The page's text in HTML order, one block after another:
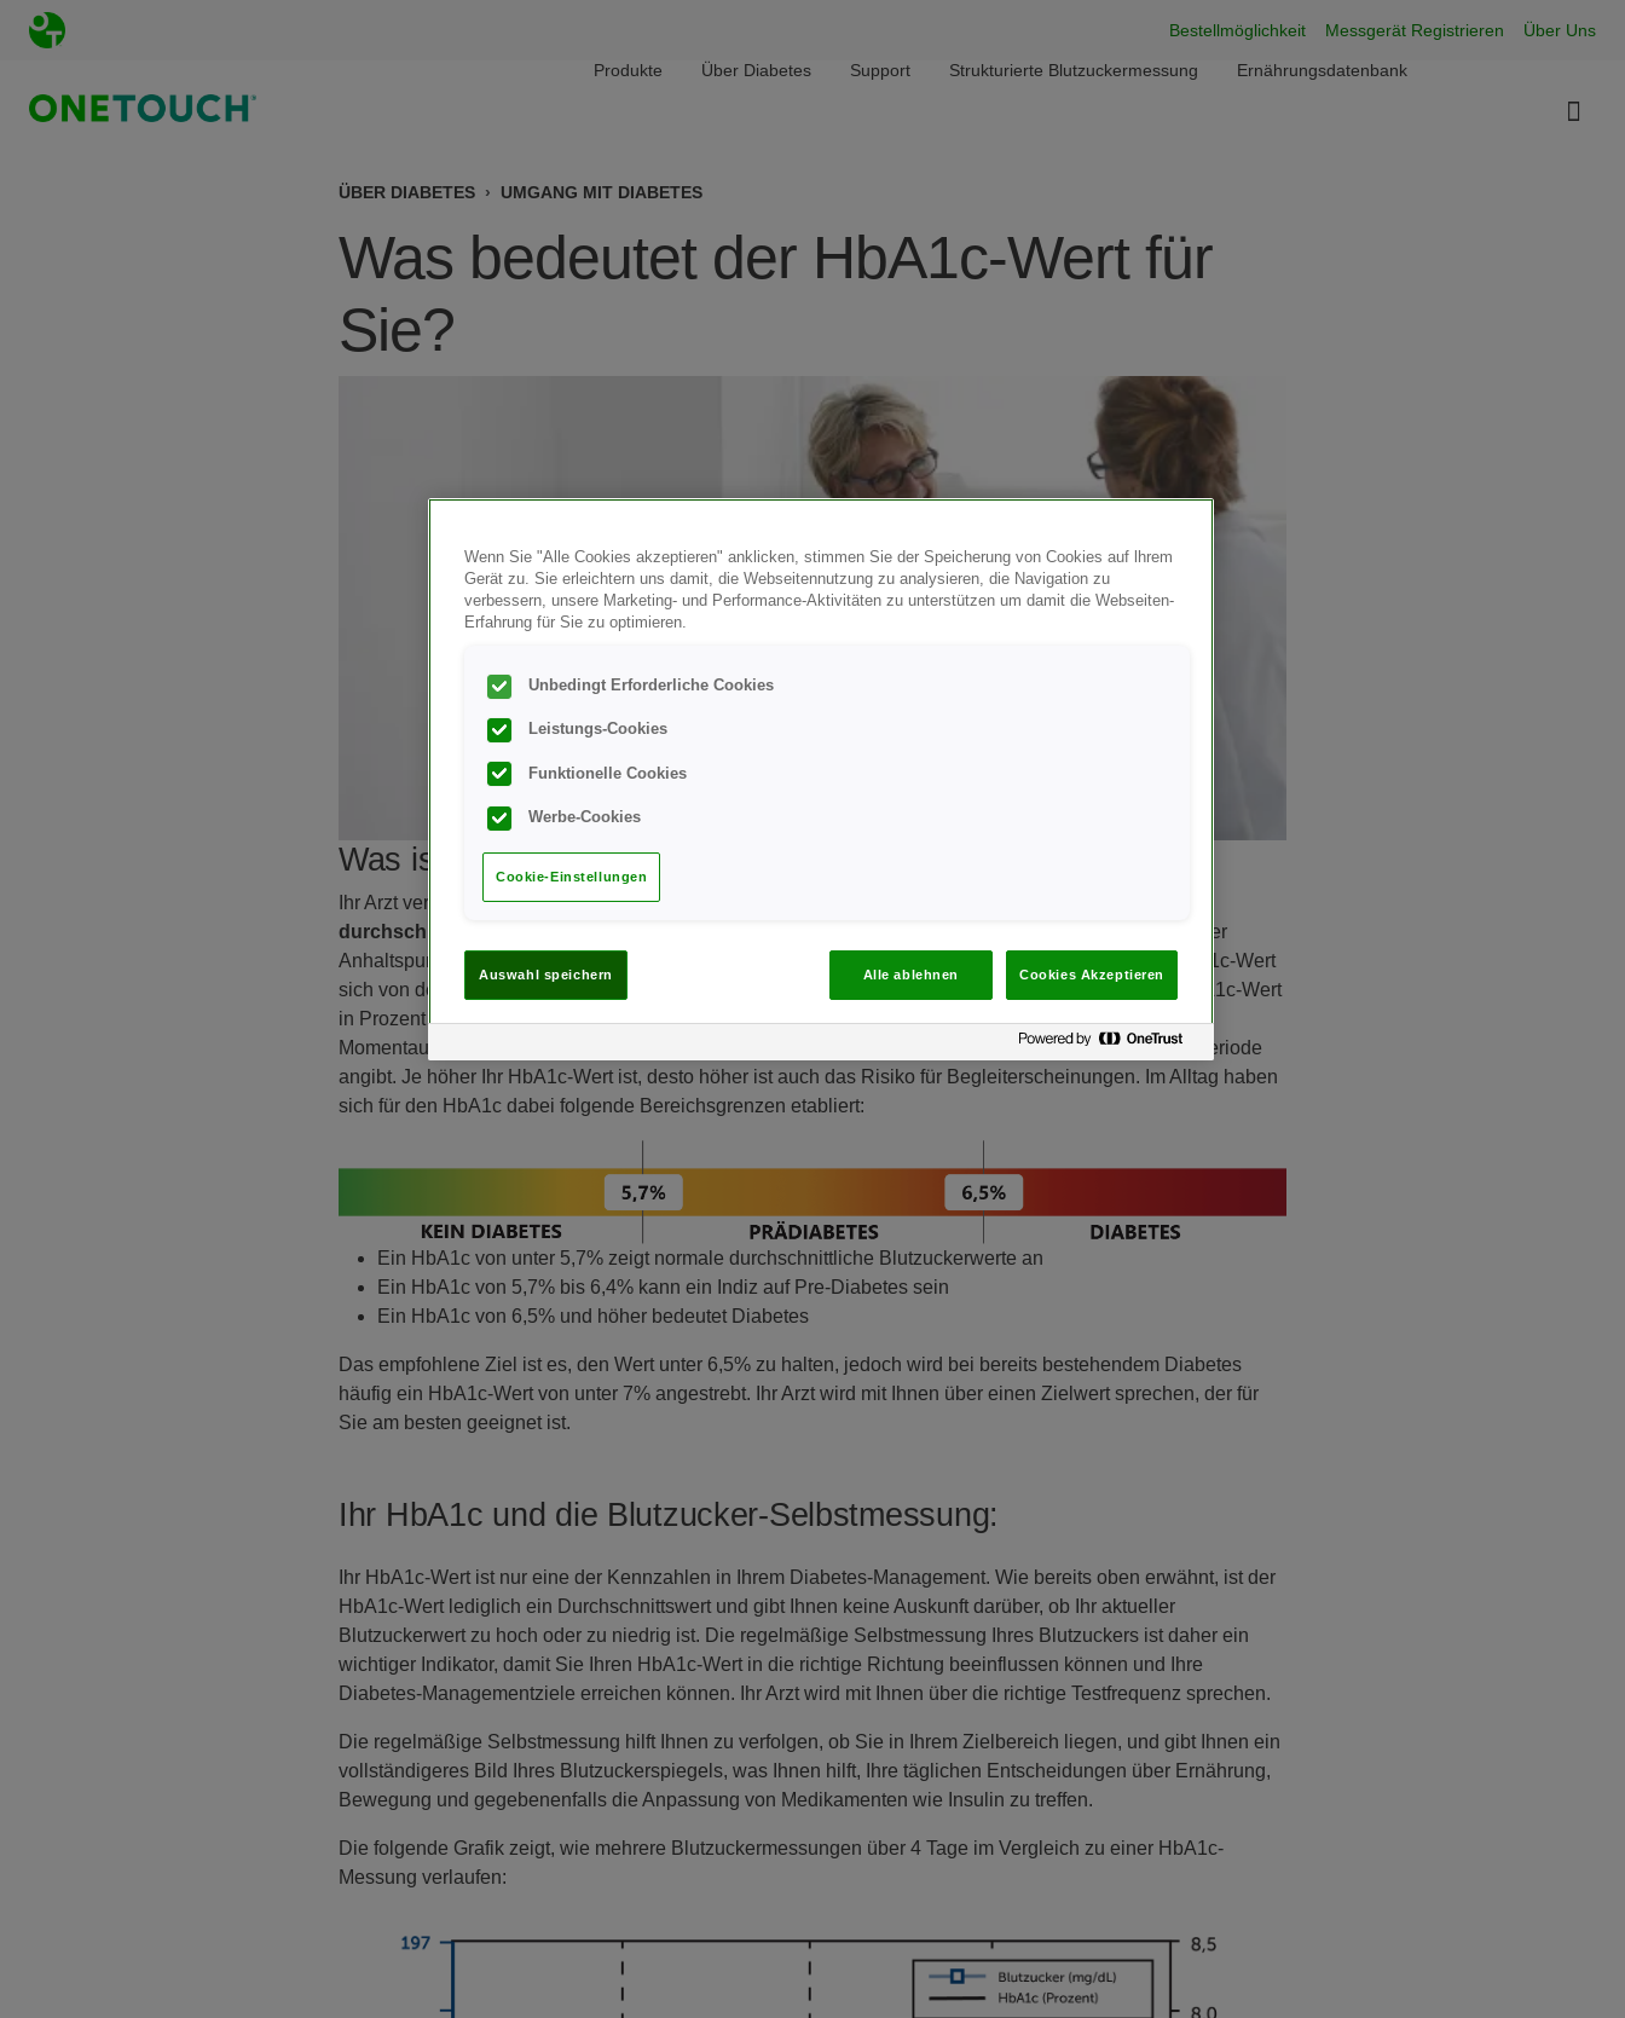
Direkt zum Inhalt Super Menu
Bestellmöglichkeit Messgerät Registrieren Über Uns
Main navigation
Produkte Über Diabetes Support Strukturierte Blutzuckermessung Ernährungsdatenbank
ÜBER DIABETES UMGANG MIT DIABETES
Was bedeutet der HbA1c-Wert für
Sie?
Was ist der HbA1c-Wert und warum ist er so wichtig:
Ihr Arzt verwendet einen sogenannten HbA1c-Wert (Testen auf glykosyliertes Hämoglobin), um Ihren
durchschnittlichen Blutzuckerwert
der letzten 8-12 Wochen zu ermitteln. Der HbA1c-Wert ist ein guter
Anhaltspunkt dafür, wie gut Sie auf Ihren Behandlungsplan ansprechen. Zu beachten ist, dass Ihr HbA1c-Wert
sich von den durchschnittlichen Messwerten auf Ihrem Blutzuckermessgerät unterscheidet, da der HbA1c-Wert
in Prozent und nicht in mg/dL angegeben wird. Darüber hinaus ist das Messen Ihres Blutzuckers eine
Momentaufnahme, wohingegen der HbA1c-Wert Ihnen den tatsächlichen Durchschnitt über eine Zeitperiode
angibt. Je höher Ihr HbA1c-Wert ist, desto höher ist auch das Risiko für Begleiterscheinungen. Im Alltag haben
sich für den HbA1c dabei folgende Bereichsgrenzen etabliert:
Ein HbA1c von unter 5,7% zeigt normale durchschnittliche Blutzuckerwerte an
Ein HbA1c von 5,7% bis 6,4% kann ein Indiz auf Pre-Diabetes sein
Ein HbA1c von 6,5% und höher bedeutet Diabetes
Das empfohlene Ziel ist es, den Wert unter 6,5% zu halten, jedoch wird bei bereits bestehendem Diabetes
häufig ein HbA1c-Wert von unter 7% angestrebt. Ihr Arzt wird mit Ihnen über einen Zielwert sprechen, der für
Sie am besten geeignet ist.
Ihr HbA1c und die Blutzucker-Selbstmessung:
Ihr HbA1c-Wert ist nur eine der Kennzahlen in Ihrem Diabetes-Management. Wie bereits oben erwähnt, ist der
HbA1c-Wert lediglich ein Durchschnittswert und gibt Ihnen keine Auskunft darüber, ob Ihr aktueller
Blutzuckerwert zu hoch oder zu niedrig ist. Die regelmäßige Selbstmessung Ihres Blutzuckers ist daher ein
wichtiger Indikator, damit Sie Ihren HbA1c-Wert in die richtige Richtung beeinflussen können und Ihre
Diabetes-Managementziele erreichen können. Ihr Arzt wird mit Ihnen über die richtige Testfrequenz sprechen.
Die regelmäßige Selbstmessung hilft Ihnen zu verfolgen, ob Sie in Ihrem Zielbereich liegen, und gibt Ihnen ein
vollständigeres Bild Ihres Blutzuckerspiegels, was Ihnen hilft, Ihre täglichen Entscheidungen über Ernährung,
Bewegung und gegebenenfalls die Anpassung von Medikamenten wie Insulin zu treffen.
Die folgende Grafik zeigt, wie mehrere Blutzuckermessungen über 4 Tage im Vergleich zu einer HbA1c-
Messung verlaufen:
Wenn Sie "Alle Cookies akzeptieren" anklicken, stimmen Sie der Speicherung von Cookies auf lhrem
Gerät zu. Sie erleichtern uns damit, die Webseitennutzung zu analysieren, die Navigation zu
verbessern, unsere Marketing- und Performance-Aktivitäten zu unterstützen um damit die Webseiten-
Erfahrung für Sie zu optimieren.
Unbedingt Erforderliche Cookies
Leistungs-Cookies
Funktionelle Cookies
Werbe-Cookies
Cookie-Einstellungen
Auswahl speichern Alle ablehnen Cookies Akzeptieren